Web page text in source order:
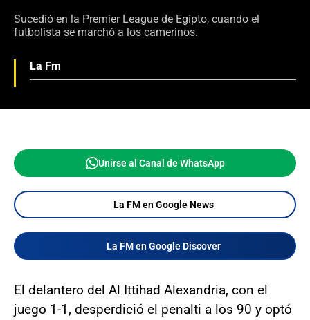
Sucedió en la Premier League de Egipto, cuando el
futbolista se marchó a los camerinos.
La Fm
Unirse al Canal de WhatsApp
La FM en Google News
La FM en Google Discover
El delantero del Al Ittihad Alexandria, con el
juego 1-1, desperdició el penalti a los 90 y optó